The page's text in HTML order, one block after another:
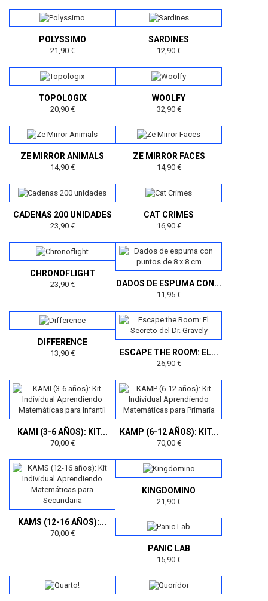
POLYSSIMO
21,90 €
SARDINES
12,90 €
TOPOLOGIX
20,90 €
WOOLFY
32,90 €
ZE MIRROR ANIMALS
14,90 €
ZE MIRROR FACES
14,90 €
CADENAS 200 UNIDADES
23,90 €
CAT CRIMES
16,90 €
CHRONOFLIGHT
23,90 € DADOS DE ESPUMA CON...
11,95 €
DIFFERENCE
13,90 € ESCAPE THE ROOM: EL...
26,90 €
KAMI (3-6 AÑOS): KIT...
70,00 €
KAMP (6-12 AÑOS): KIT...
70,00 €
KAMS (12-16 AÑOS):...
70,00 €
KINGDOMINO
21,90 €
PANIC LAB
15,90 €